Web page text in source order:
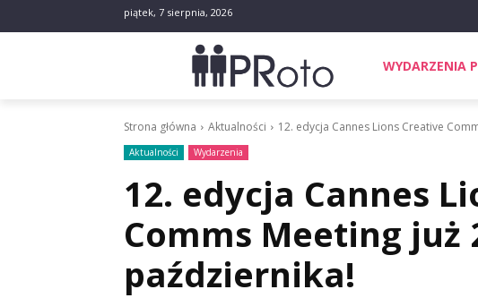
piątek, 7 sierpnia, 2026
WYDARZENIA
Strona główna Aktualności 12. edycja Cannes Lions Creative
Aktualności Wydarzenia
12. edycja Cannes
Comms Meeting już
października!